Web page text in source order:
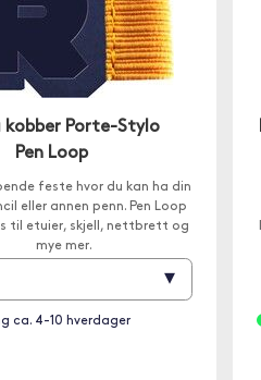
kobber Porte-Stylo
Pen Loop
feste hvor du kan ha din
eller annen penn. Pen Loop
til etuier, skjell, nettbrett og
mye mer.
▾
ca. 4-10 hverdager